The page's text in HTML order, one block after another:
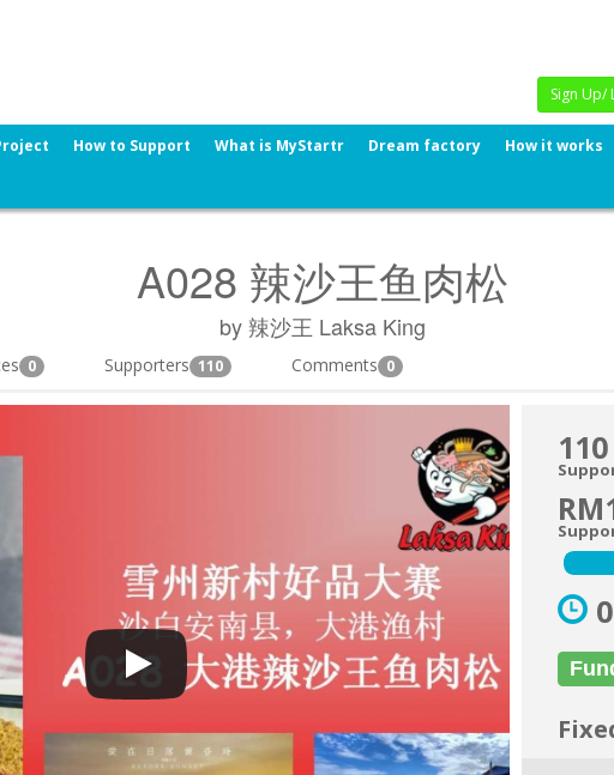
Sign Up/
How to Support What is MyStartr Dream factory How it works
A028 辣沙王鱼肉松
by 辣沙王 Laksa King
0 Supporters 110 Comments 0
110
0